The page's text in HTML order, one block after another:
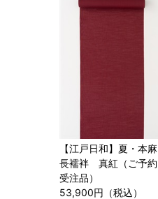
【江戸日和】夏・本麻
長襦袢 真紅（ご予約
受注品）
53,900円（税込）